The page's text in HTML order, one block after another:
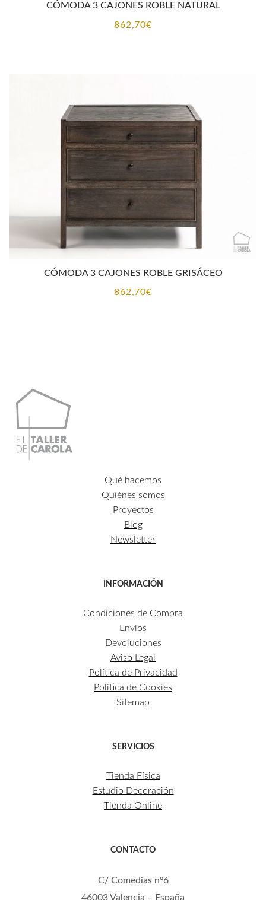
CÓMODA 3 CAJONES ROBLE NATURAL
862,70€
CÓMODA 3 CAJONES ROBLE GRISÁCEO
862,70€
Qué hacemos
Quiénes somos
Proyectos
Blog
Newsletter
INFORMACIÓN
Condiciones de Compra
Envíos
Devoluciones
Aviso Legal
Política de Privacidad
Política de Cookies
Sitemap
SERVICIOS
Tienda Física
Estudio Decoración
Tienda Online
CONTACTO
C/ Comedias nº6
46003 Valencia – España